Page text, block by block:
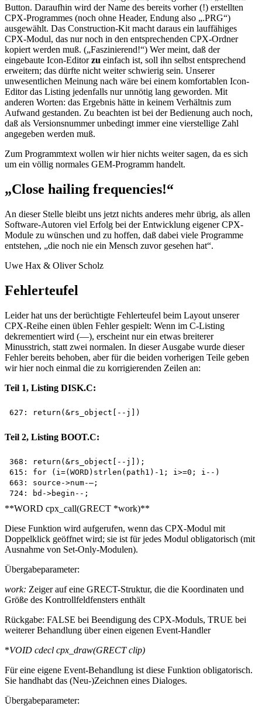
Button. Daraufhin wird der Name des bereits vorher (!) erstellten
CPX-Programmes (noch ohne Header, Endung also „.PRG“)
ausgewählt. Das Construction-Kit macht daraus ein lauffähiges
CPX-Modul, das nur noch in den entsprechenden CPX-Ordner
kopiert werden muß. („Faszinierend!“) Wer meint, daß der
eingebaute Icon-Editorzu einfach ist, soll ihn selbst entsprechend
erweitern; das dürfte nicht weiter schwierig sein. Unserer
unwesentlichen Meinung nach wäre bei einem komfortablen Icon-
Editor das Listing jedenfalls nur unnötig lang geworden. Mit
anderen Worten: das Ergebnis hätte in keinem Verhältnis zum
Aufwand gestanden. Zu beachten ist bei der Bedienung auch noch,
daß als Versionsnummer unbedingt immer eine vierstellige Zahl
angegeben werden muß.
Zum Programmtext wollen wir hier nichts weiter sagen, da es sich
um ein völlig normales GEM-Programm handelt.
„Close hailing frequencies!“
An dieser Stelle bleibt uns jetzt nichts anderes mehr übrig, als allen
Software-Autoren viel Erfolg bei der Entwicklung eigener CPX-
Module zu wünschen und zu hoffen, daß dabei viele Programme
entstehen, „die noch nie ein Mensch zuvor gesehen hat“.
Uwe Hax & Oliver Scholz
Fehlerteufel
Leider hat uns der berüchtigte Fehlerteufel beim Layout unserer
CPX-Reihe einen üblen Fehler gespielt: Wenn im C-Listing
dekrementiert wird (—), erscheint nur ein etwas breiterer
Minusstrich, statt zwei normalen. In dieser Ausgabe wurde dieser
Fehler bereits behoben, aber für die beiden vorherigen Teile geben
wir hier noch einmal die zu korrigierenden Zeilen an:
Teil 1, Listing DISK.C:
Teil 2, Listing BOOT.C:
368: return(&rs_object[--j]);
615: for (i=(WORD)strlen(path1)-1; i>=0; i--)
663: source->num-—;
**WORD cpx_call(GRECT *work)**
Diese Funktion wird aufgerufen, wenn das CPX-Modul mit
Doppelklick geöffnet wird; sie ist für jedes Modul obligatorisch (mit
Ausnahme von Set-Only-Modulen).
Übergabeparameter:
work: Zeiger auf eine GRECT-Struktur, die die Koordinaten und
Größe des Kontrollfeldfensters enthält
Rückgabe: FALSE bei Beendigung des CPX-Moduls, TRUE bei
weiterer Behandlung über einen eigenen Event-Handler
*VOID cdecl cpx_draw(GRECTclip)
Für eine eigene Event-Behandlung ist diese Funktion obligatorisch.
Sie handhabt das (Neu-)Zeichnen eines Dialoges.
Übergabeparameter: